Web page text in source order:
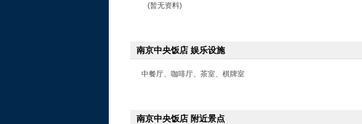
(暂无资料)
南京中央饭店 娱乐设施
中餐厅、咖啡厅、茶室、棋牌室
南京中央饭店 附近景点